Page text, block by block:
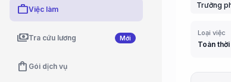
workViệc làm
paymentsTra cứu lương Mới
shopping_bag Gói dịch vụ
Trưởng
Loại việc
Toàn